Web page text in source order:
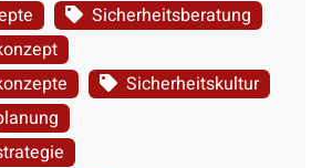
Sicherheitsberatung
Sicherheitskultur